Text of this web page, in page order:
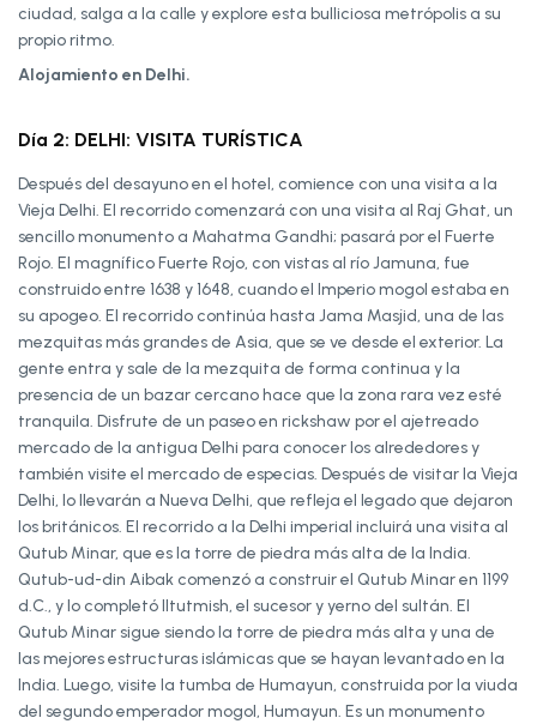
ciudad, salga a la calle y explore esta bulliciosa metrópolis a su
propio ritmo.
Alojamiento en Delhi.
Día 2: DELHI: VISITA TURÍSTICA
Después del desayuno en el hotel, comience con una visita a la
Vieja Delhi. El recorrido comenzará con una visita al Raj Ghat, un
sencillo monumento a Mahatma Gandhi; pasará por el Fuerte
Rojo. El magnífico Fuerte Rojo, con vistas al río Jamuna, fue
construido entre 1638 y 1648, cuando el Imperio mogol estaba en
su apogeo. El recorrido continúa hasta Jama Masjid, una de las
mezquitas más grandes de Asia, que se ve desde el exterior. La
gente entra y sale de la mezquita de forma continua y la
presencia de un bazar cercano hace que la zona rara vez esté
tranquila. Disfrute de un paseo en rickshaw por el ajetreado
mercado de la antigua Delhi para conocer los alrededores y
también visite el mercado de especias. Después de visitar la Vieja
Delhi, lo llevarán a Nueva Delhi, que refleja el legado que dejaron
los británicos. El recorrido a la Delhi imperial incluirá una visita al
Qutub Minar, que es la torre de piedra más alta de la India.
Qutub-ud-din Aibak comenzó a construir el Qutub Minar en 1199
d.C., y lo completó Iltutmish, el sucesor y yerno del sultán. El
Qutub Minar sigue siendo la torre de piedra más alta y una de
las mejores estructuras islámicas que se hayan levantado en la
India. Luego, visite la tumba de Humayun, construida por la viuda
del segundo emperador mogol, Humayun. Es un monumento